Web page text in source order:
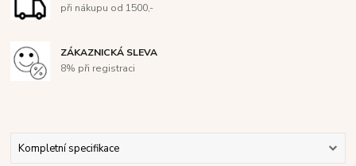
při nákupu od 1500,-
ZÁKAZNICKÁ SLEVA
8% při registraci
Kompletní specifikace